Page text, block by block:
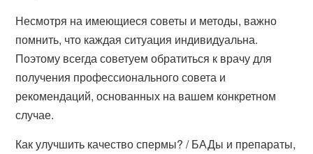
Несмотря на имеющиеся советы и методы, важно
помнить, что каждая ситуация индивидуальна.
Поэтому всегда советуем обратиться к врачу для
получения профессионального совета и
рекомендаций, основанных на вашем конкретном
случае.
Как улучшить качество спермы? / БАДы и препараты,